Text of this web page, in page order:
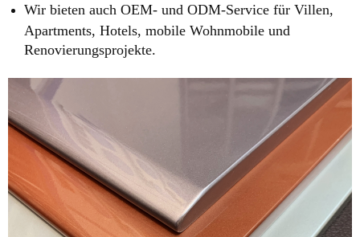
Wir bieten auch OEM- und ODM-Service für Villen,
Apartments, Hotels, mobile Wohnmobile und
Renovierungsprojekte.